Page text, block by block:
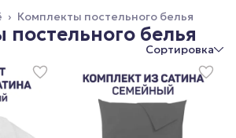
Комплекты постельного белья
›
белья
Сортировка